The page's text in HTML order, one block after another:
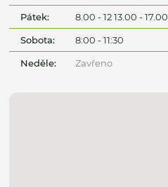
Pátek: 8.00 - 12 13.00 - 17.00
Sobota: 8:00 - 11:30
Neděle: Zavřeno